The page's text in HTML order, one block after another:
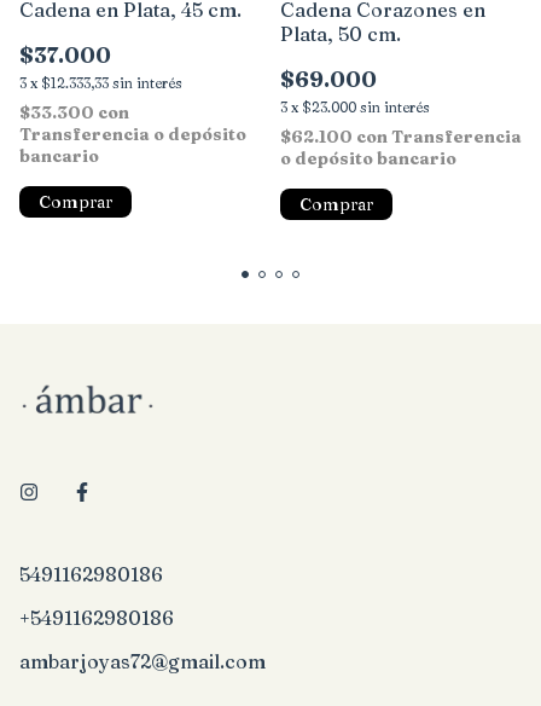
Cadena en Plata, 45 cm.
$37.000
3 x $12.333,33 sin interés
$33.300 con
Transferencia o depósito
bancario
Cadena Corazones en
Plata, 50 cm.
$69.000
3 x $23.000 sin interés
$62.100 conTransferencia
o depósito bancario
5491162980186
+5491162980186
ambarjoyas72@gmail.com